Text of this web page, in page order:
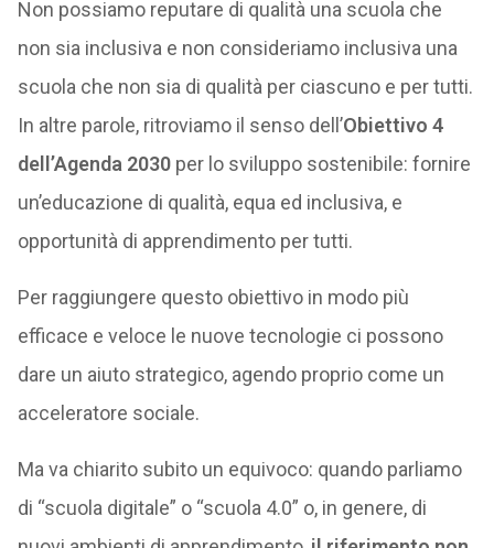
Non possiamo reputare di qualità una scuola che
non sia inclusiva e non consideriamo inclusiva una
scuola che non sia di qualità per ciascuno e per tutti.
In altre parole, ritroviamo il senso dell’Obiettivo 4
dell’Agenda 2030per lo sviluppo sostenibile: fornire
un’educazione di qualità, equa ed inclusiva, e
opportunità di apprendimento per tutti.
Per raggiungere questo obiettivo in modo più
efficace e veloce le nuove tecnologie ci possono
dare un aiuto strategico, agendo proprio come un
acceleratore sociale.
Ma va chiarito subito un equivoco: quando parliamo
di “scuola digitale” o “scuola 4.0” o, in genere, di